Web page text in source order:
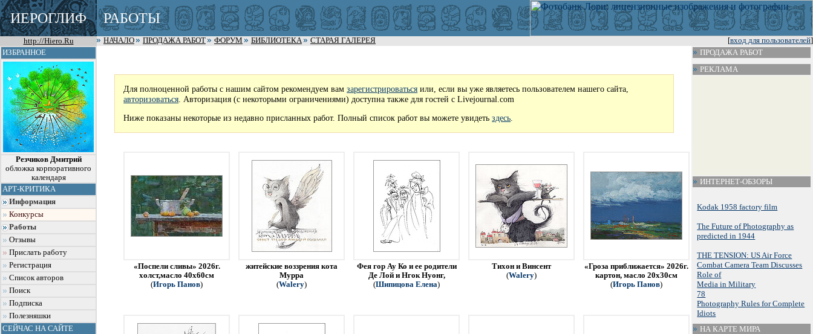
ИЕРОГЛИФ РАБОТЫ
http://Hiero.Ru [вход для пользователей]
НАЧАЛО ПРОДАЖА РАБОТ ФОРУМ БИБЛИОТЕКА
СТАРАЯ ГАЛЕРЕЯ
ИЗБРАННОЕ
Резчиков Дмитрий
обложка корпоративного
календаря
АРТ-КРИТИКА
Информация
Конкурсы
Работы
Отзывы
Прислать работу
Регистрация
Список авторов
Поиск
Подписка
Полезняшки
СЕЙЧАС НА САЙТЕ
Для полноценной работы с нашим сайтом рекомендуем вамзарегистрироваться или, если вы уже являетесь пользователем нашего сайта,
авторизоваться . Авторизация (с некоторыми ограничениями) доступна также для гостей с Livejournal.com
Ниже показаны некоторые из недавно присланных работ. Полный список работ вы можете увидетьздесь.
«Поспели сливы» 2026г.
холст,масло 40х60см
(Игорь Панов)
житейские воззрения кота
Мурра
(Walery)
Фея гор Ау Ко и ее родители
Де Лой и Нгок Нуонг,
(Шипицова Елена)
Тихон и Винсент
(Walery)
«Гроза приближается» 2026г.
картон, масло 20х30см
(Игорь Панов)
ПРОДАЖА РАБОТ
РЕКЛАМА
ИНТЕРНЕТ-ОБЗОРЫ
Kodak 1958 factory film
The Future of Photography as
predicted in 1944
THE TENSION: US Air Force
Combat Camera Team Discusses
Role of
Media in Military
78
Photography Rules for Complete
Idiots
НА КАРТЕ МИРА